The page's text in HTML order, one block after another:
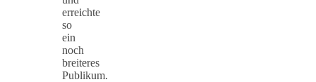
erreichte
so
ein
noch
breiteres
Publikum.